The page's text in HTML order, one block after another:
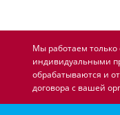
Мы работаем
индивидуальными
обрабатываются и
договора с вашей